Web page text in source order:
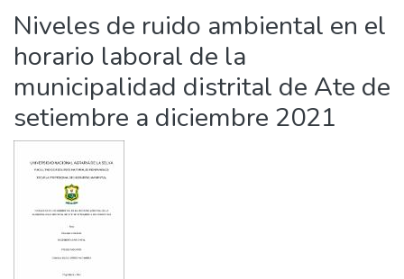
DSpace Statistics
Niveles de ruido ambiental en el
horario laboral de la
municipalidad distrital de Ate de
setiembre a diciembre 2021